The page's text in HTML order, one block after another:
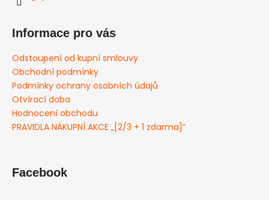
Informace pro vás
Odstoupení od kupní smlouvy
Obchodní podmínky
Podmínky ochrany osobních údajů
Otvírací doba
Hodnocení obchodu
PRAVIDLA NÁKUPNÍ AKCE „[2/3 + 1 zdarma]”
Facebook